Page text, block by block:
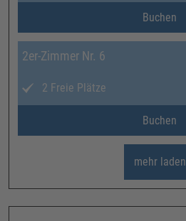
Buchen
2er-Zimmer Nr. 6
2 Freie Plätze
Buchen
mehr laden